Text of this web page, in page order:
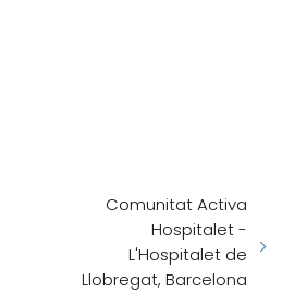
Comunitat Activa
Hospitalet -
L'Hospitalet de
Llobregat, Barcelona